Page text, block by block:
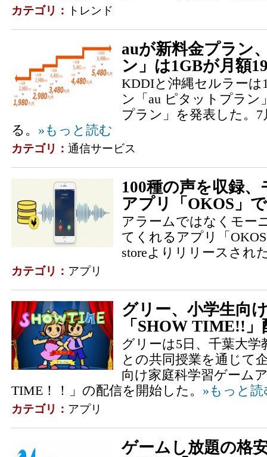
カテゴリ： トレンド
auが新料金プラン
ン」は1GBが月額
KDDIと沖縄セルラーは
ン「au ピタットプラン
プラン」を発表した。
る。 »もっと読む
カテゴリ： 通信サービス
100種の声を収録
アプリ「OKOS」
アラームではなくモー
てくれるアプリ「
storeよりリリースされ
カテゴリ： アプリ
グリー、小学生向
「SHOW TIME!!
グリーは5日、千葉大学
との共同授業を通じて
向け家庭科学習ゲーム
TIME！！」の配信を開始した。 »もっと読
カテゴリ： アプリ
ゲームし放題の格